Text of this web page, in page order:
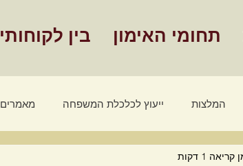
תחומי האימון בין לקוחותי
המלצות ייעוץ לכלכלת המשפחה מאמרים
סרטונים - אימון אישי קריאה 1 דקות